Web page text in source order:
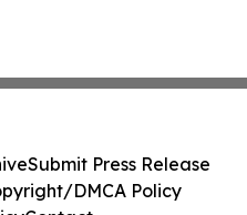
Submit Press Release
DMCA Policy